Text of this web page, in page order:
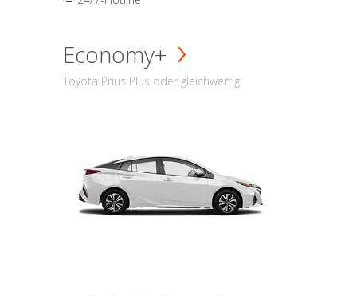
Economy+
Toyota Prius Plus oder gleichwertig